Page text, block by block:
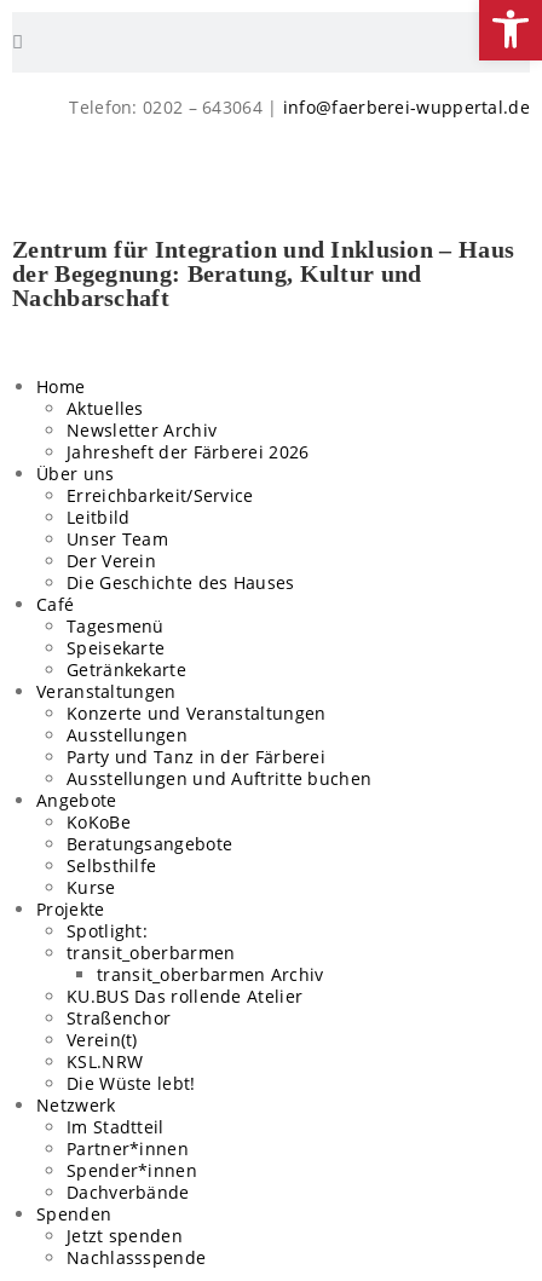
Telefon: 0202 – 643064 | info@faerberei-wuppertal.de
Zentrum für Integration und Inklusion – Haus
der Begegnung: Beratung, Kultur und
Nachbarschaft
Home
Aktuelles
Newsletter Archiv
Jahresheft der Färberei 2026
Über uns
Erreichbarkeit/Service
Leitbild
Unser Team
Der Verein
Die Geschichte des Hauses
Café
Tagesmenü
Speisekarte
Getränkekarte
Veranstaltungen
Konzerte und Veranstaltungen
Ausstellungen
Party und Tanz in der Färberei
Ausstellungen und Auftritte buchen
Angebote
KoKoBe
Beratungsangebote​
Selbsthilfe
Kurse
Projekte
Spotlight:
transit_oberbarmen
transit_oberbarmen Archiv
KU.BUS Das rollende Atelier
Straßenchor
Verein(t)
KSL.NRW
Die Wüste lebt!
Netzwerk
Im Stadtteil
Partner*innen
Spender*innen
Dachverbände
Spenden
Jetzt spenden
Nachlassspende